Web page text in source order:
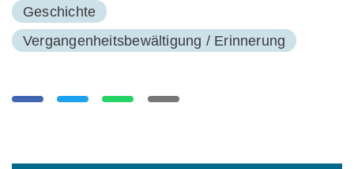
Geschichte
Vergangenheitsbewältigung / Erinnerung